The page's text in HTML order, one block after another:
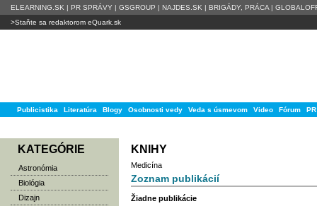
ELEARNING.SK | PR SPRÁVY | GSGROUP | NAJDES.SK | BRIGÁDY, PRÁCA |
>Staňte sa redaktorom eQuark.sk
Publicistika Literatúra Blogy Osobnosti vedy Veda s úsmevom Video Fórum
KATEGÓRIE
Astronómia
Biológia
Dizajn
KNIHY
Medicína
Zoznam publikácií
Žiadne publikácie